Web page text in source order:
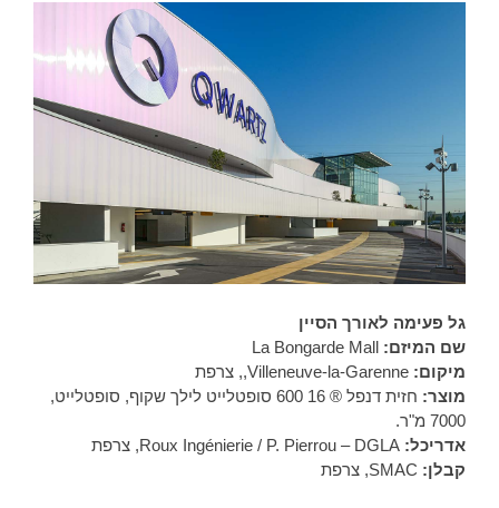
גל פעימה לאורך הסיין
שם המיזם:
מיקום:
מוצר:
חזית דנפל ® 16 600 סופטלייט לילך שקוף, סופטלייט,
7000 מ"ר.
אדריכל:
קבלן: